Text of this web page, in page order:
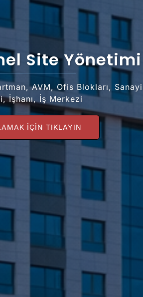
Site Yönetimi
AVM, Ofis Blokları, Sanayi
İşhanı, İş Merkezi
IÇIN TIKLAYIN